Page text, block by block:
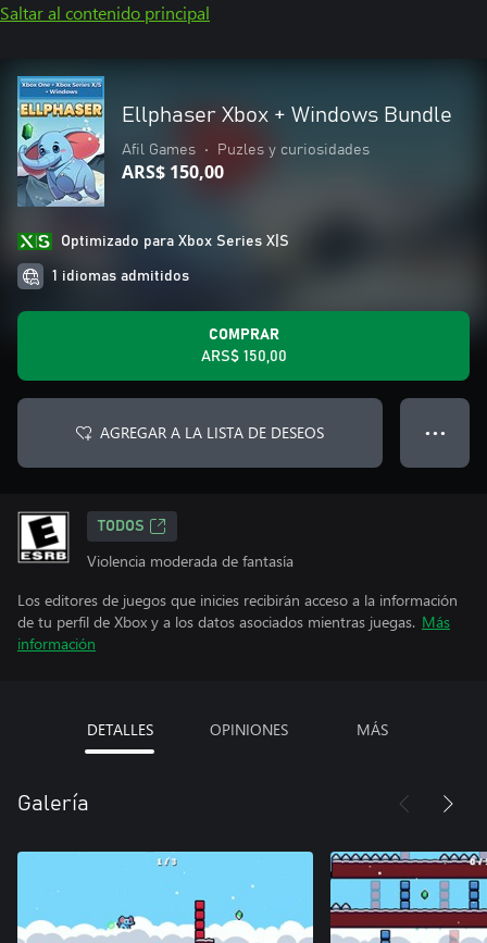
Saltar al contenido principal
Ellphaser Xbox + Windows Bundle
Afil Games • Puzles y curiosidades
ARS$ 150,00
Optimizado para Xbox Series X|S
1 idiomas admitidos
COMPRAR
ARS$ 150,00
AGREGAR A LA LISTA DE DESEOS ● ● ●
TODOS
Violencia moderada de fantasía
Los editores de juegos que inicies recibirán acceso a la información
de tu perfil de Xbox y a los datos asociados mientras juegas. Más
información
DETALLES OPINIONES MÁS
Galería